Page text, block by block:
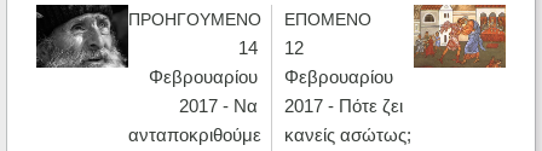
ΠΡΟΗΓΟΥΜΕΝΟ
14
Φεβρουαρίου
2017 - Να
ανταποκριθούμε
ΕΠΟΜΕΝΟ
12
Φεβρουαρίου
2017 - Πότε ζει
κανείς ασώτως;